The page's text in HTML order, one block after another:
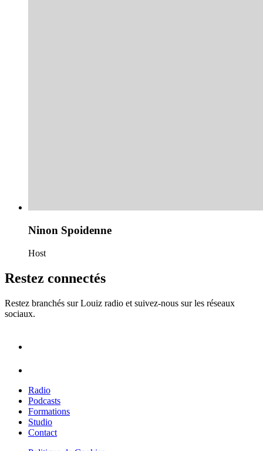
Ninon Spoidenne
Host
Restez connectés
Restez branchés sur Louiz radio et suivez-nous sur les réseaux
sociaux.
Radio
Podcasts
Formations
Studio
Contact